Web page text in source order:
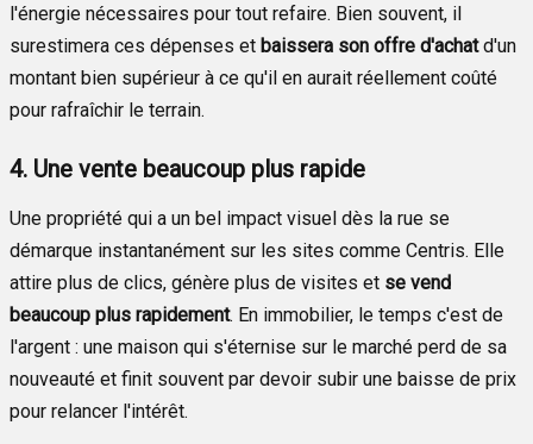
l'énergie nécessaires pour tout refaire. Bien souvent, il
surestimera ces dépenses et baissera son offre d'achatd'un
montant bien supérieur à ce qu'il en aurait réellement coûté
pour rafraîchir le terrain.
4. Une vente beaucoup plus rapide
Une propriété qui a un bel impact visuel dès la rue se
démarque instantanément sur les sites comme Centris. Elle
attire plus de clics, génère plus de visites et se vend
beaucoup plus rapidement. En immobilier, le temps c'est de
l'argent : une maison qui s'éternise sur le marché perd de sa
nouveauté et finit souvent par devoir subir une baisse de prix
pour relancer l'intérêt.